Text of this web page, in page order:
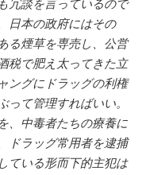
冗談を言っているので
日本の政府にはその
る煙草を専売し、公営
税で肥え太ってきた立
ングにドラッグの利権
って管理すればいい。
、中毒者たちの療養に
ドラッグ常用者を逮捕
ている形而下的主犯は